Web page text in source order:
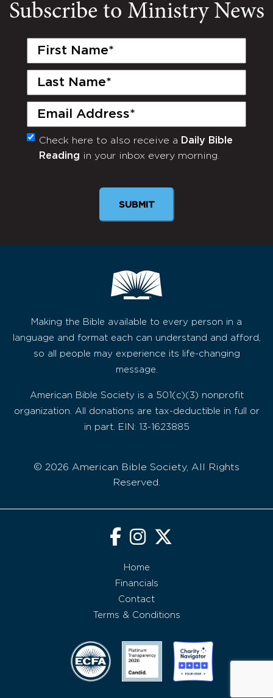
Subscribe to Ministry News
First
Last
Email
(Required)
Monthly
Newsletter
Check here to also receive a Daily Bible
Reading in your inbox every morning.
SUBMIT
Making the Bible available to every person in a
language and format each can understand and afford,
so all people may experience its life-changing
message.
American Bible Society is a 501(c)(3) nonprofit
organization. All donations are tax-deductible in full or
in part. EIN: 13-1623885
© 2026 American Bible Society, All Rights
Reserved.
Home
Financials
Contact
Terms & Conditions